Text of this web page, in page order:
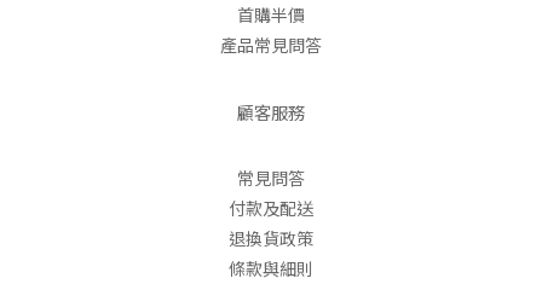
首購半價
產品常見問答
顧客服務
常見問答
付款及配送
退換貨政策
條款與細則